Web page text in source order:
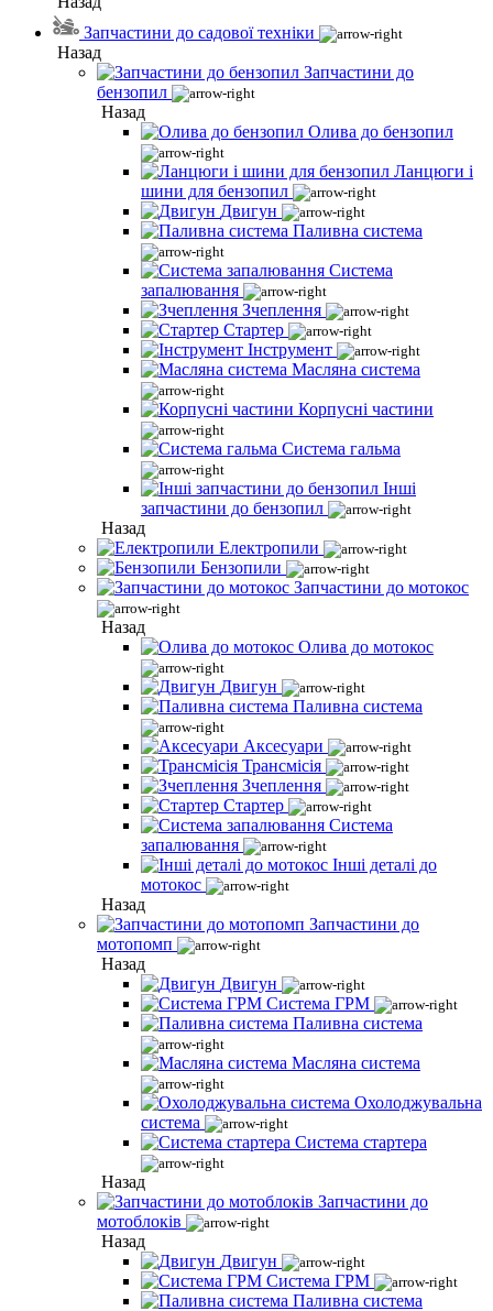
Запчастини до садової техніки
Назад
Запчастини до
бензопил
Назад
Олива до бензопил
Ланцюги і
шини для бензопил
Двигун
Паливна система
Система
запалювання
Зчеплення
Стартер
Інструмент
Масляна система
Корпусні частини
Система гальма
Інші
запчастини до бензопил
Назад
Електропили
Бензопили
Запчастини до мотокос
Назад
Олива до мотокос
Двигун
Паливна система
Аксесуари
Трансмісія
Зчеплення
Стартер
Система
запалювання
Інші деталі до
мотокос
Назад
Запчастини до
мотопомп
Назад
Двигун
Система ГРМ
Паливна система
Масляна система
Охолоджувальна
система
Система стартера
Назад
Запчастини до
мотоблоків
Назад
Двигун
Система ГРМ
Паливна система